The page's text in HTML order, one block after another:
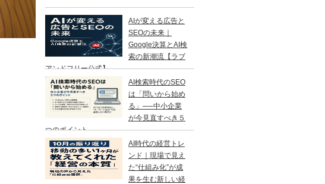
AIが変える広告と
SEOの未来｜
Google決算とAI検
索の新潮流【ラブ
アンドフリー公式】
AI検索時代のSEO
は「問いから始め
る」──中小企業
が今見直すべき５
つのポイント
AI時代の経営トレ
ンド｜現場で見え
た“仕組み化”が成
果を生む新しい経